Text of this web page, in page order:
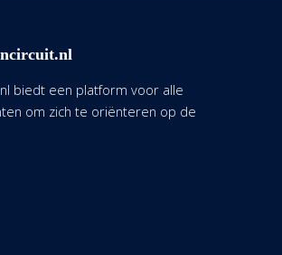
biedt een platform voor alle
om zich te oriënteren op de